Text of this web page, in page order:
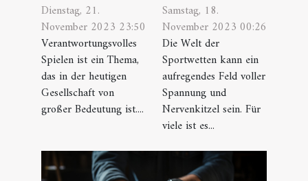
Dienstag, 21.
November 2023 23:50
Verantwortungsvolles
Spielen ist ein Thema,
das in der heutigen
Gesellschaft von
großer Bedeutung ist....
Samstag, 18.
November 2023 00:26
Die Welt der
Sportwetten kann ein
aufregendes Feld voller
Spannung und
Nervenkitzel sein. Für
viele ist es...